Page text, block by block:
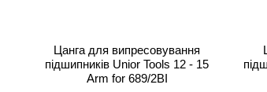
Цанга для випресовування
підшипників Unior Tools 12 - 15
Arm for 689/2BI